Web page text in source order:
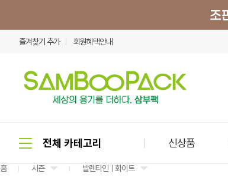
즐겨찾기 추가 회원혜택안내
신상품
홈 시즌 발렌타인ㅣ화이트